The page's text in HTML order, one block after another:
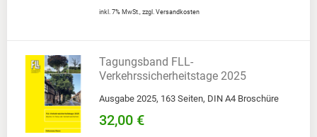
inkl. 7% MwSt., zzgl. Versandkosten
Tagungsband FLL-
Verkehrssicherheitstage 2025
Ausgabe 2025, 163 Seiten, DIN A4 Broschüre
32,00 €